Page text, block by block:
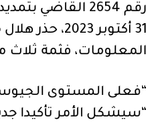
رقم 2654 القاضي
31 أكتوبر
المعلومات، فثمة
“فعلى المستوى
“سيشكل الأمر تأكيدا